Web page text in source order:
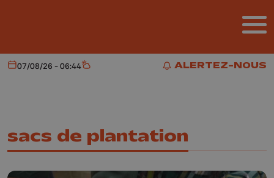
ALERTEZ-NOUS
ALERTEZ-NOUS
Aujourd'hui
07/08/26 - 06:44 Météo
sacs de plantation